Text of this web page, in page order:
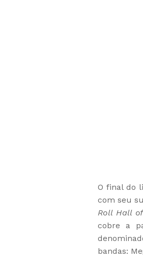
O final do
com seu
Roll Hall
cobre a
bandas: